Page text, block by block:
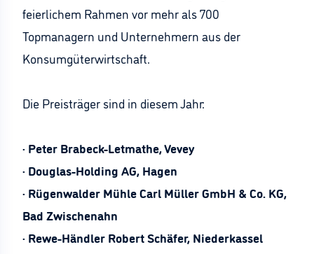
feierlichem Rahmen vor mehr als 700
Topmanagern und Unternehmern aus der
Konsumgüterwirtschaft.
Die Preisträger sind in diesem Jahr:
· Peter Brabeck-Letmathe, Vevey
· Douglas-Holding AG, Hagen
· Rügenwalder Mühle Carl Müller GmbH & Co. KG,
Bad Zwischenahn
· Rewe-Händler Robert Schäfer, Niederkassel